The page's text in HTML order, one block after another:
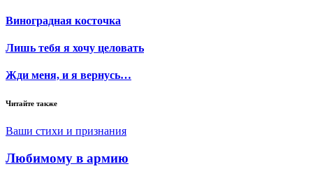
Виноградная косточка
Лишь тебя я хочу целовать
Жди меня, и я вернусь…
Читайте также
Ваши стихи и признания
Любимому в армию